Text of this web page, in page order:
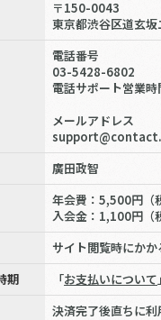
〒150-0043
東京都渋谷区道玄
電話番号
03-5428-6802
電話サポート営業
メールアドレス
廣田政智
年会費：5,500円（
入会金：1,100円（
サイト閲覧時にかか
期 「お支払いについて
決済完了後直ちに利